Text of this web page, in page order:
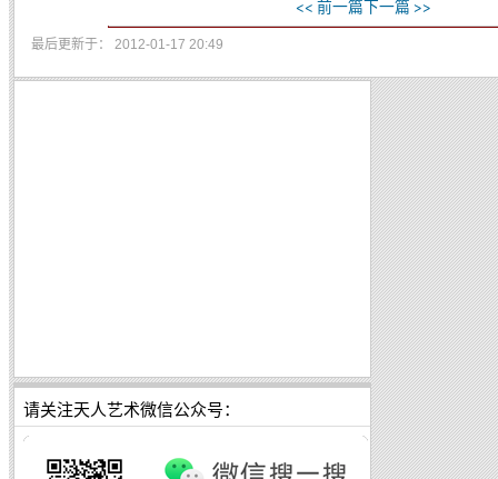
<< 前一篇下一篇 >>
最后更新于： 2012-01-17 20:49
请关注天人艺术微信公众号：